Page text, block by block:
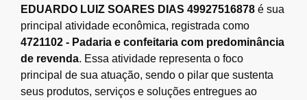
EDUARDO LUIZ SOARES DIAS 49927516878 é sua
principal atividade econômica, registrada como
4721102 - Padaria e confeitaria com predominância
de revenda. Essa atividade representa o foco
principal de sua atuação, sendo o pilar que sustenta
seus produtos, serviços e soluções entregues ao